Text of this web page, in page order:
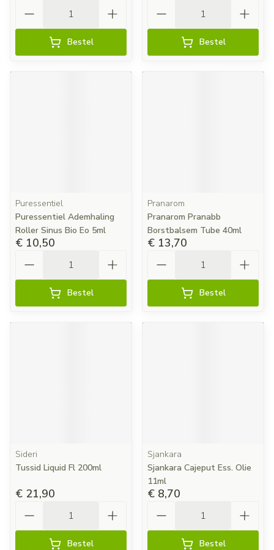
Bestel Bestel
Puressentiel
Puressentiel Ademhaling
Roller Sinus Bio Eo 5ml
€ 10,50
Bestel
Pranarom
Pranarom Pranabb
Borstbalsem Tube 40ml
€ 13,70
Bestel
Sideri
Tussid Liquid Fl 200ml
€ 21,90
Bestel
Sjankara
Sjankara Cajeput Ess. Olie
11ml
€ 8,70
Bestel